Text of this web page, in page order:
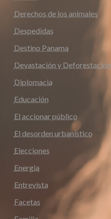
Derechos de los animales
Despedidas
Destino Panama
Devastación y Deforestación
Diplomacia
Educación
El accionar público
El desorden urbanístico
Elecciones
Energia
Entrevista
Facetas